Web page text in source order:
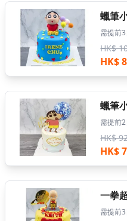
蠟筆
需提前
HK$
HK$
蠟筆
需提前
HK$
HK$
一拳
需提前